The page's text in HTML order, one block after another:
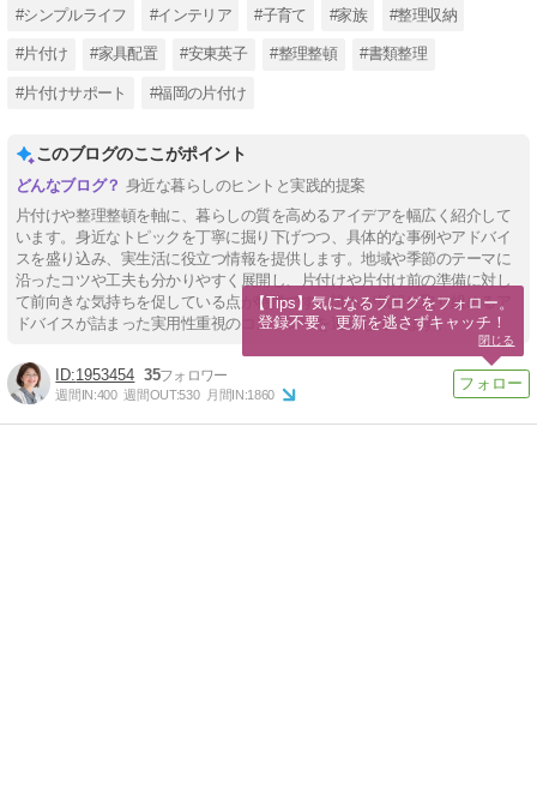
#シンプルライフ #インテリア #子育て #家族 #整理収納
#片付け #家具配置 #安東英子 #整理整頓 #書類整理
#片付けサポート #福岡の片付け
このブログのここがポイント
身近な暮らしのヒントと実践的提案
片付けや整理整頓を軸に、暮らしの質を高めるアイデアを幅広く紹介して
います。身近なトピックを丁寧に掘り下げつつ、具体的な事例やアドバイ
スを盛り込み、実生活に役立つ情報を提供します。地域や季節のテーマに
沿ったコツや工夫も分かりやすく展開し、片付けや片付け前の準備に対し
て前向きな気持ちを促している点が特徴です。誰もが気軽に取り組めるア
ドバイスが詰まった実用性重視のコンテンツを追求しています。
1953454 35
週間IN:400 週間OUT:530 月間IN:1860
【Tips】気になるブログをフォロー。
登録不要。更新を逃さずキャッチ！
閉じる